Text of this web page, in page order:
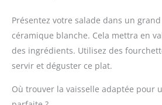
et flexible
rapide et
Tranchez
assiette,
porte-
de
pour les
acier
Présentez votre salade dans un
céramique blanche. Cela mettra en
des ingrédients. Utilisez des
servir et déguster ce plat.
Où trouver la vaisselle adaptée pour